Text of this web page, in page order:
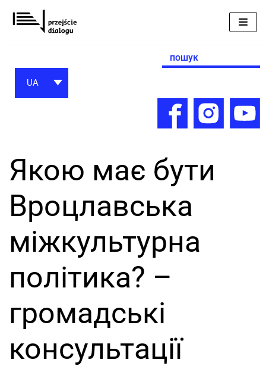
Перейти
до
Search
for:
UA
Якою має бути
Вроцлавська
міжкультурна
політика? –
громадські
консультації